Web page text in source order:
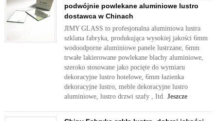
podwójnie powlekane aluminiowe lustro
dostawca w Chinach
JIMY GLASS to profesjonalna aluminiowa lustra
szklana fabryka, produkująca wysokiej jakości 6mm
wodoodporne aluminiowe panele lustrzane, 6mm
trwałe lakierowane powlekane blachy aluminiowe,
szeroko stosowane jako pocięte do wymiaru
dekoracyjne lustro hotelowe, 6mm łazienka
dekoracyjne lustro, meble dekoracyjne lustro
aluminiowe, lustro drzwi szafy , Itd. Jeszcze